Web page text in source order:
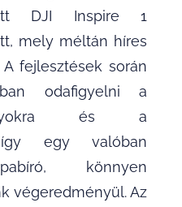
DJI Inspire 1
mely méltán híres
fejlesztések során
odafigyelni a
és a
így egy valóban
könnyen
végeredményül. Az